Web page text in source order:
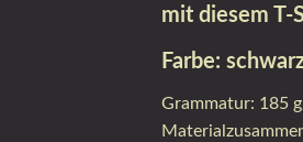
mit diesem
Farbe:
Grammatur: 185